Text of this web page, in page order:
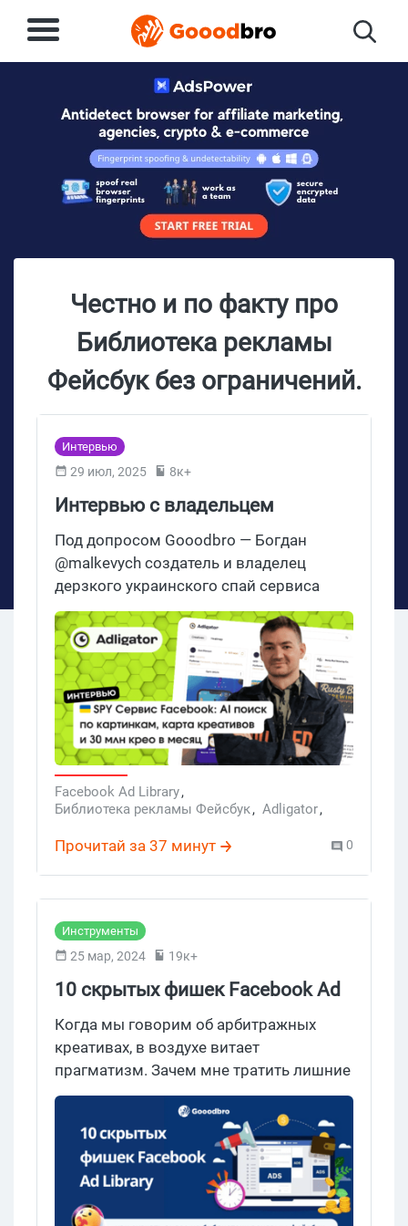
Честно и по факту про
Библиотека рекламы
Фейсбук без ограничений.
Интервью
29 июл, 2025 8к+
Интервью с владельцем
Adligator спай сервиса Фейсбук:
ядерка, пробив клоаки и 30 млн
активных рекламных
объявлений Facebook уже в базе
Под допросом Gooodbro — Богдан
@malkevych создатель и владелец
дерзкого украинского спай сервиса
Фейсбук, Instagram, Messenger и
Audience Network. Adligator — это
огромный каталог базы Фейсбук
рекламы, который обновляется в
реальном времени, умеет вытаскивать
данные о рекламодателях, а в
разработке пробив клоаки по запросу,
свой AI поиск по картинкам креативам.
Заходи, расскажем больше.
Facebook Ad Library,
Библиотека рекламы Фейсбук, Adligator,
spy-сервис бесплатные,
spy-сервис креативов
Прочитай за 37 минут 0
Инструменты
25 мар, 2024 19к+
10 скрытых фишек Facebook Ad
Library. Как посмотреть в
Facebook рекламу конкурентов?
Когда мы говорим об арбитражных
креативах, в воздухе витает
прагматизм. Зачем мне тратить лишние
бюджеты, если можно взять крео из
спай сервиса, проверенное
конкурентами и лить готовый креатив
экономя бюджеты на бесконечные
тесты. Чувствуешь, что готов откусить
трафик у конкурентов, тогда заходи мы